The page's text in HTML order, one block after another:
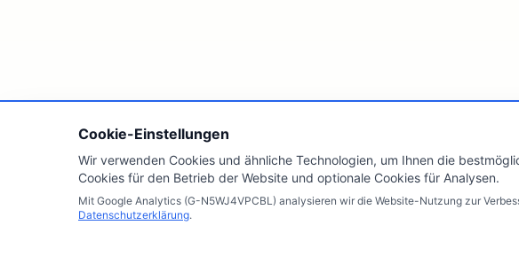
Cookie-Einstellungen
Wir verwenden Cookies und ähnliche Technologien, um Ihnen die
Cookies für den Betrieb der Website und optionale Cookies für Analysen.
Mit Google Analytics (G-N5WJ4VPCBL) analysieren wir die Website-Nutzung zur
Datenschutzerklärung.